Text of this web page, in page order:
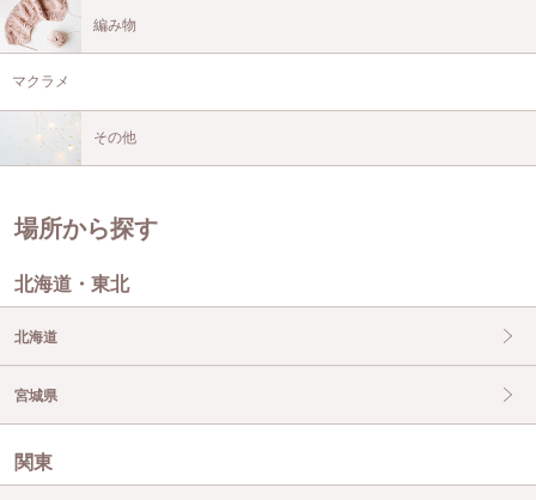
編み物
マクラメ
その他
場所から探す
北海道・東北
北海道
宮城県
関東